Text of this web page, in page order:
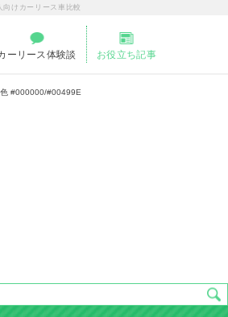
けカーリース車比較
ーリース体験談 お役立ち記事
#000000/#00499E